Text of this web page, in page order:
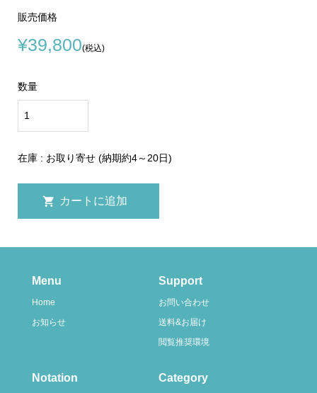
販売価格
¥39,800(税込)
数量
在庫 : お取り寄せ (納期約4～20日)
Menu
Home
お知らせ
Support
お問い合わせ
送料&お届け
閲覧推奨環境
Notation Category